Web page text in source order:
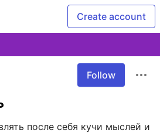
Create account
Follow
после себя кучи мыслей и